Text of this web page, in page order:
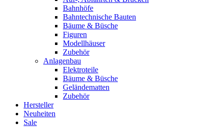
Bahnhöfe
Bahntechnische Bauten
Bäume & Büsche
Figuren
Modellhäuser
Zubehör
Anlagenbau
Elektroteile
Bäume & Büsche
Geländematten
Zubehör
Hersteller
Neuheiten
Sale